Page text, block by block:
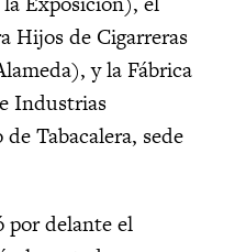
Hijos de Cigarreras
y la Fábrica
Industrias
Tabacalera, sede
por delante el